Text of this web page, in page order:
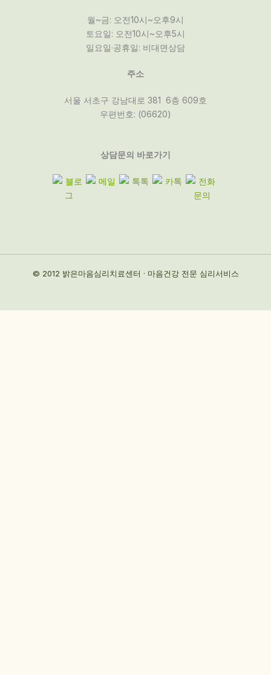
월~금: 오전10시~오후9시
토요일: 오전10시~오후5시
일요일·공휴일: 비대면상담
주소
서울 서초구 강남대로 381 6층 609호
우편번호: (06620)
상담문의 바로가기
© 2012 밝은마음심리치료센터 · 마음건강 전문 심리서비스